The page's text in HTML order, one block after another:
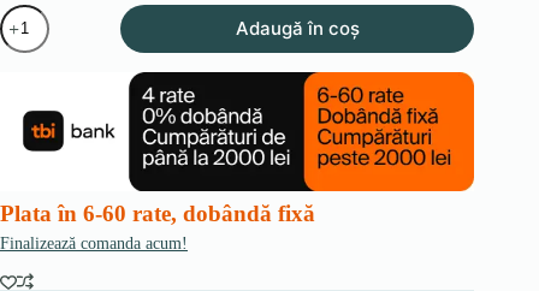
Cantitate
Pat
160x200
spațiu
depozitare,
crem
Adaugă în coș
Plata în 6-60 rate, dobândă fixă
Finalizează comanda acum!